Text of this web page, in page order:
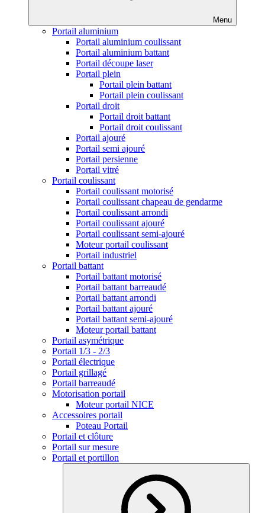
Menu
Portail aluminium
Portail aluminium coulissant
Portail aluminium battant
Portail découpe laser
Portail plein
Portail plein battant
Portail plein coulissant
Portail droit
Portail droit battant
Portail droit coulissant
Portail ajouré
Portail semi ajouré
Portail persienne
Portail vitré
Portail coulissant
Portail coulissant motorisé
Portail coulissant chapeau de gendarme
Portail coulissant arrondi
Portail coulissant ajouré
Portail coulissant semi-ajouré
Moteur portail coulissant
Portail industriel
Portail battant
Portail battant motorisé
Portail battant barreaudé
Portail battant arrondi
Portail battant ajouré
Portail battant semi-ajouré
Moteur portail battant
Portail asymétrique
Portail 1/3 - 2/3
Portail électrique
Portail grillagé
Portail barreaudé
Motorisation portail
Moteur portail NICE
Accessoires portail
Poteau Portail
Portail et clôture
Portail sur mesure
Portail et portillon